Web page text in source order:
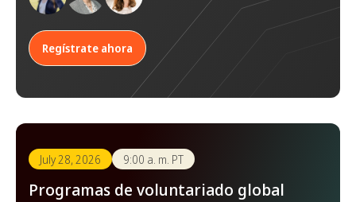
Regístrate ahora
July 28, 2026 9:00 a. m. PT
Programas de voluntariado global